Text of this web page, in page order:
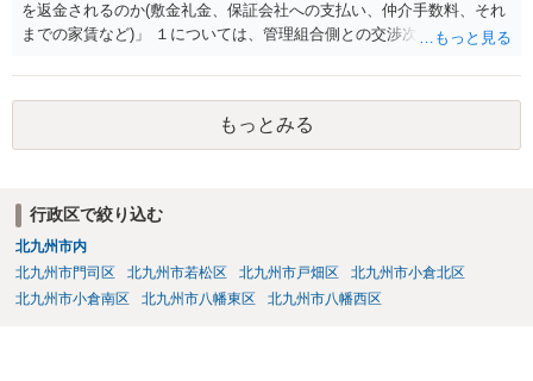
を返金されるのか(敷金礼金、保証会社への支払い、仲介手数料、それ
までの家賃など)」 １については、管理組合側との交渉次第と思われま
渉を行うべきでしょう。 ２に関しては、返金ではなく、管理会社や貸
主に対して請求をすることになるかと思いますが、営業損害（営業で
きていたら得られた利益）を含まないのであれば認められると考えら
れます。
もっとみる
行政区で絞り込む
北九州市内
北九州市門司区
北九州市若松区 北九州市戸畑区
北九州市小倉北区
北九州市小倉南区
北九州市八幡東区 北九州市八幡西区